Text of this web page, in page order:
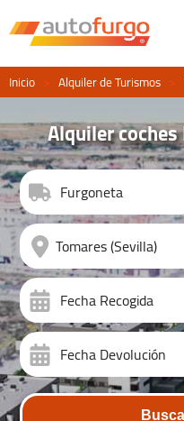
Inicio > Alquiler de Turismos >
Alquiler
Furgoneta
Fecha Recogida
Fecha Devolución